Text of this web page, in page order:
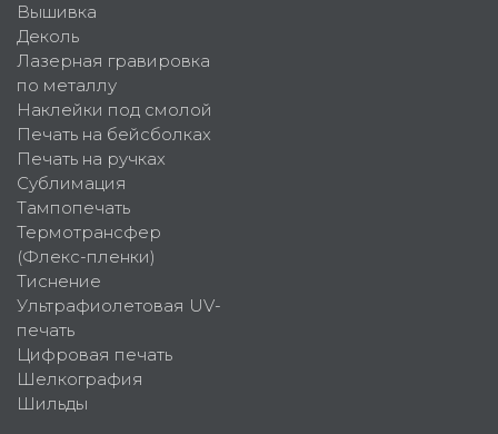
Вышивка
Деколь
Лазерная гравировка
по металлу
Наклейки под смолой
Печать на бейсболках
Печать на ручках
Сублимация
Тампопечать
Термотрансфер
(Флекс-пленки)
Тиснение
Ультрафиолетовая UV-
печать
Цифровая печать
Шелкография
Шильды